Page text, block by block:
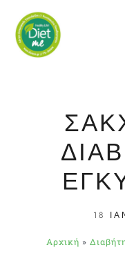
Μετάβαση
στο
περιεχόμενο
18
Αρχική »